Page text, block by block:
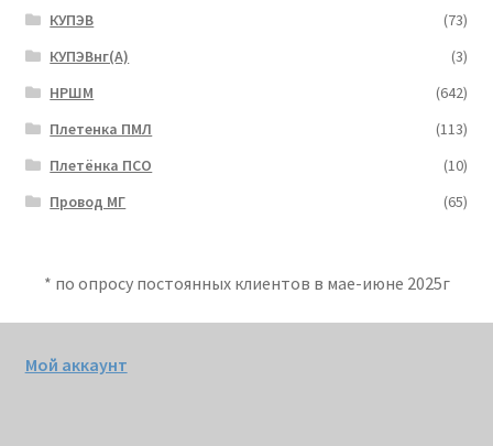
КУПЭВ
(73)
КУПЭВнг(А)
(3)
НРШМ
(642)
Плетенка ПМЛ
(113)
Плетёнка ПСО
(10)
Провод МГ
(65)
* по опросу постоянных клиентов в мае-июне 2025г
Мой аккаунт